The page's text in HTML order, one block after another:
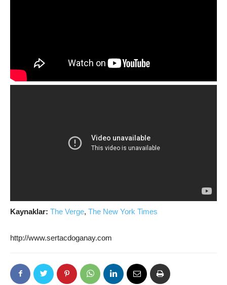
Kaynaklar: The Verge, The New York Times
http://www.sertacdoganay.com